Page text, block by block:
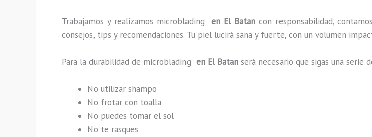
Trabajamos y realizamos microblading en El Batan con responsabilidad,
consejos, tips y recomendaciones. Tu piel lucirá sana y fuerte, con un volumen
Para la durabilidad de microblading en El Batan será necesario que sigas una serie
No utilizar shampo
No frotar con toalla
No puedes tomar el sol
No te rasques